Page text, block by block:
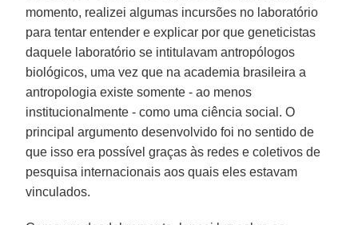
momento, realizei algumas incursões no laboratório
para tentar entender e explicar por que geneticistas
daquele laboratório se intitulavam antropólogos
biológicos, uma vez que na academia brasileira a
antropologia existe somente - ao menos
institucionalmente - como uma ciência social. O
principal argumento desenvolvido foi no sentido de
que isso era possível graças às redes e coletivos de
pesquisa internacionais aos quais eles estavam
vinculados.